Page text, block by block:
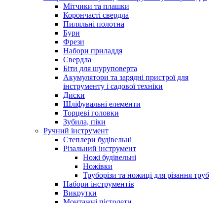
Мітчики та плашки
Корончасті свердла
Пиляльні полотна
Бури
Фрези
Набори приладдя
Свердла
Біти для шуруповерта
Акумулятори та зарядні пристрої для
інструменту і садової техніки
Диски
Шліфувальні елементи
Торцеві головки
Зубила, піки
Ручний інструмент
Степлери будівельні
Різальний інструмент
Ножі будівельні
Ножівки
Труборізи та ножиці для різання труб
Набори інструментів
Викрутки